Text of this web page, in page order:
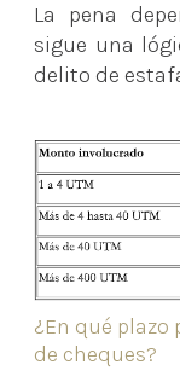
La pena
sigue una
delito de
¿En qué plazo
de cheques?